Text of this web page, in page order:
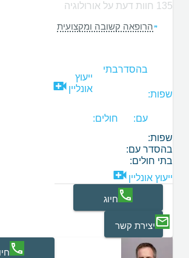
135 חוות דעת על אורולוגיה
הרופאה קשובה ומקצועית
שפות:
בהסדר
עם:
בתי
חולים:
ייעוץ
אונליין
שפות:
בהסדר עם:
בתי חולים:
ייעוץ אונליין
חיוג
יצירת קשר